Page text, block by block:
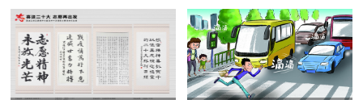
公...